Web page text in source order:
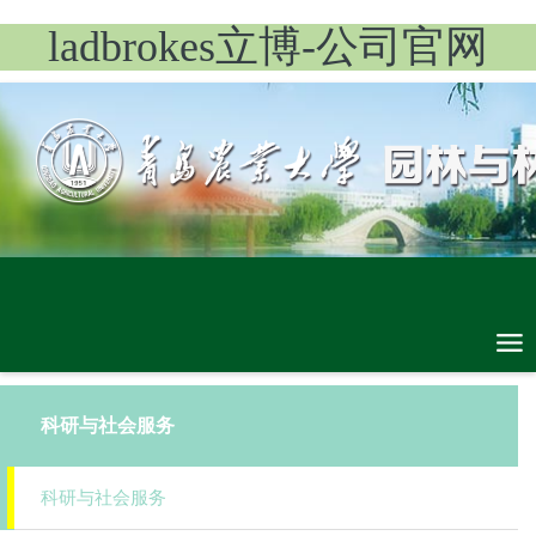
ladbrokes立博-公司官网
科研与社会服务
科研与社会服务